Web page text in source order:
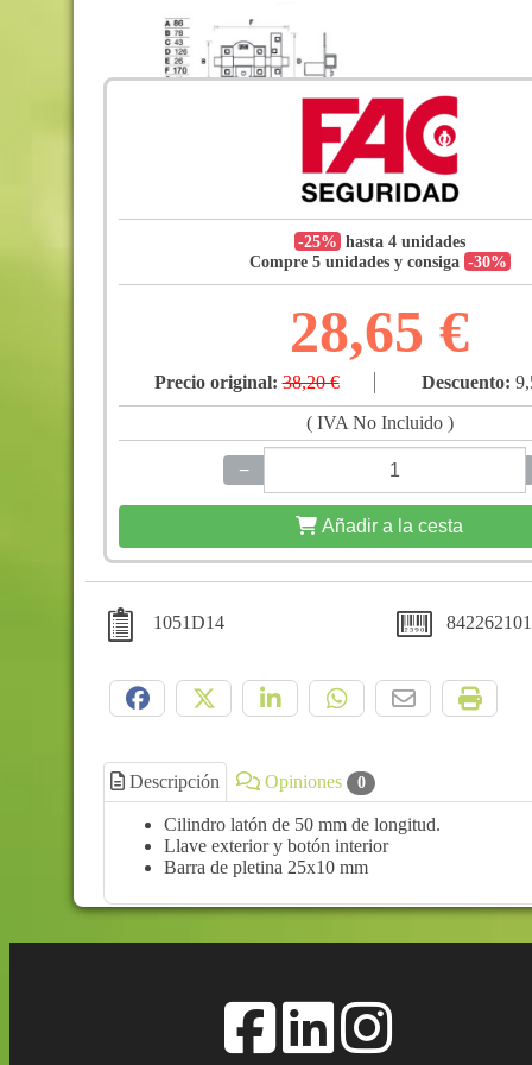
-25% hasta 4 unidades
Compre 5 unidades y consiga -30%
28,65 €
Precio original: 38,20 € Descuento:
( IVA No Incluido )
−
Añadir a la cesta
1051D14
Descripción Opiniones 0
Cilindro latón de 50 mm de longitud.
Llave exterior y botón interior
Barra de pletina 25x10 mm